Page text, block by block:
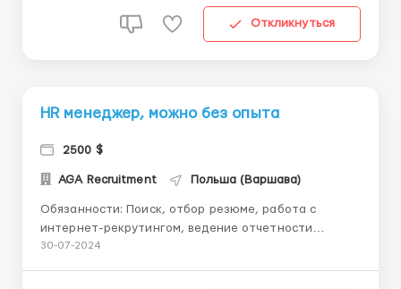
иностранных языков не нужно - Предыдущий опыт
Откликнуться
HR менеджер, можно без опыта
2500 $
AGA Recruitment Польша (Варшава)
Обязанности: Поиск, отбор резюме, работа с
интернет-рекрутингом, ведение отчетности
Проведение телефонных интервью, отбор
30-07-2024